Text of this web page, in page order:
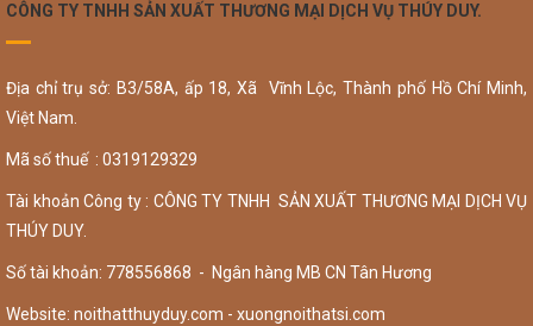
CÔNG TY TNHH SẢN XUẤT THƯƠNG MẠI DỊCH VỤ THÚY DUY.
Địa chỉ trụ sở: B3/58A, ấp 18, Xã Vĩnh Lộc, Thành phố Hồ Chí Minh,
Việt Nam.
Mã số thuế : 0319129329
Tài khoản Công ty : CÔNG TY TNHH SẢN XUẤT THƯƠNG MẠI DỊCH VỤ
THÚY DUY.
Số tài khoản: 778556868 - Ngân hàng MB CN Tân Hương
Website: noithatthuyduy.com - xuongnoithatsi.com